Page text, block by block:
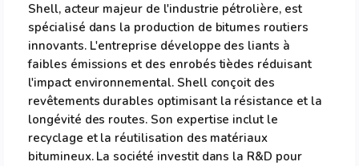
Shell, acteur majeur de l'industrie pétrolière, est
spécialisé dans la production de bitumes routiers
innovants. L'entreprise développe des liants à
faibles émissions et des enrobés tièdes réduisant
l'impact environnemental. Shell conçoit des
revêtements durables optimisant la résistance et la
longévité des routes. Son expertise inclut le
recyclage et la réutilisation des matériaux
bitumineux. La société investit dans la R&D pour